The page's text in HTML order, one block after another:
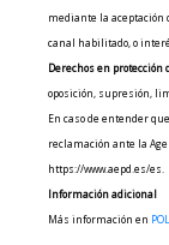
mediante la
canal habilitado, o
Derechos en protección
oposición, supresión,
En caso de entender
reclamación ante la
https://www.aepd.es/es.
Información adicional
Más información en